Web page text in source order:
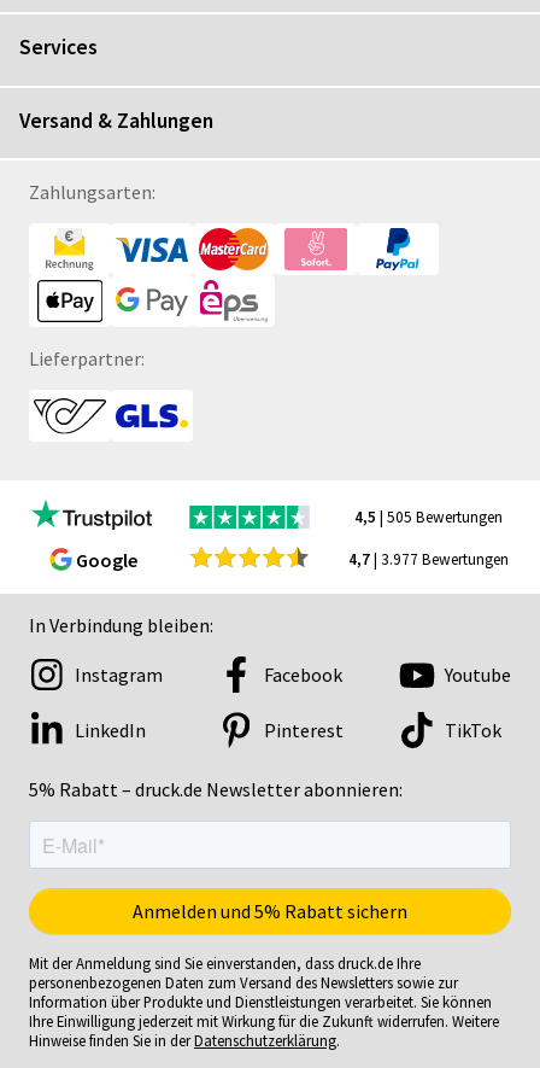
Services
Versand & Zahlungen
Zahlungsarten:
Lieferpartner:
4,5 | 505 Bewertungen
Google 4,7| 3.977 Bewertungen
In Verbindung bleiben:
5% Rabatt – druck.de Newsletter abonnieren:
Instagram Facebook Youtube
LinkedIn Pinterest TikTok
Mit der Anmeldung sind Sie einverstanden, dass druck.de Ihre
personenbezogenen Daten zum Versand des Newsletters sowie zur
Information über Produkte und Dienstleistungen verarbeitet. Sie können
Ihre Einwilligung jederzeit mit Wirkung für die Zukunft widerrufen. Weitere
Hinweise finden Sie in derDatenschutzerklärung.